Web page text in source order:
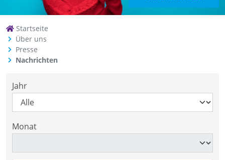
Startseite
Über uns
Presse
Nachrichten
Jahr
Monat